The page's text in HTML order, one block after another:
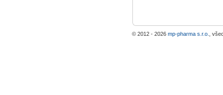
© 2012 - 2026 mp-pharma s.r.o. ,